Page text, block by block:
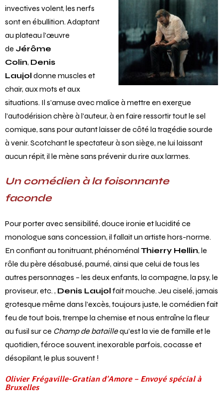
invectives volent, les nerfs
sont en ébullition. Adaptant
au plateau l’œuvre
de Jérôme
Colin, Denis
Laujoldonne muscles et
chair, aux mots et aux
situations. Il s’amuse avec malice à mettre en exergue
l’autodérision chère à l’auteur, à en faire ressortir tout le sel
comique, sans pour autant laisser de côté la tragédie sourde
à venir. Scotchant le spectateur à son siège, ne lui laissant
aucun répit, il le mène sans prévenir du rire aux larmes.
Un comédien à la foisonnante
faconde
Pour porter avec sensibilité, douce ironie et lucidité ce
monologue sans concession, il fallait un artiste hors-norme.
En confiant au tonitruant, phénoménal Thierry Hellin, le
rôle du père désabusé, paumé, ainsi que celui de tous les
autres personnages – les deux enfants, la compagne, la psy, le
proviseur, etc. , Denis Laujolfait mouche. Jeu ciselé, jamais
grotesque même dans l’excès, toujours juste, le comédien fait
feu de tout bois, trempe la chemise et nous entraîne la fleur
au fusil sur ce Champ de bataillequ’est la vie de famille et le
quotidien,féroce souvent, inexorable parfois, cocasse et
désopilant, le plus souvent !
Olivier Frégaville-Gratian d’Amore – Envoyé spécial à
Bruxelles